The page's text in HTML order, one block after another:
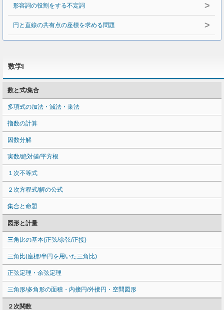
形容詞の役割をする不定詞 >
円と直線の共有点の座標を求める問題 >
数学I
数と式/集合
多項式の加法・減法・乗法
指数の計算
因数分解
実数/絶対値/平方根
１次不等式
２次方程式/解の公式
集合と命題
図形と計量
三角比の基本(正弦/余弦/正接)
三角比(座標/半円を用いた三角比)
正弦定理・余弦定理
三角形/多角形の面積・内接円/外接円・空間図形
２次関数